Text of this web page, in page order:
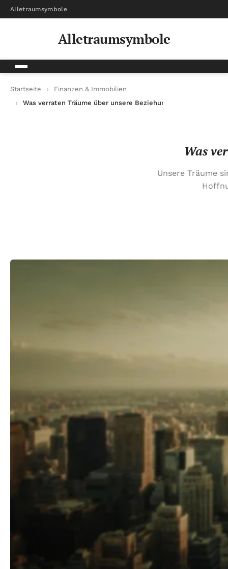
Alletraumsymbole
Alletraumsymbole
Startseite
Finanzen & Immobilien
Was verraten Träume über unsere Beziehung zum Geld?
Was
Unsere Träume